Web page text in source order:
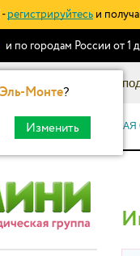
регистрируйтесь и
Эль-Монте?
Изменить
и по городам России от 1
каталог:
ОРТОПЕДИЧЕСКАЯ